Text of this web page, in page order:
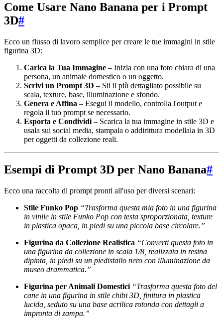
Come Usare Nano Banana per i Prompt
3D#
Ecco un flusso di lavoro semplice per creare le tue immagini in stile
figurina 3D:
Carica la Tua Immagine – Inizia con una foto chiara di una
persona, un animale domestico o un oggetto.
Scrivi un Prompt 3D – Sii il più dettagliato possibile su
scala, texture, base, illuminazione e sfondo.
Genera e Affina – Esegui il modello, controlla l'output e
regola il tuo prompt se necessario.
Esporta e Condividi – Scarica la tua immagine in stile 3D e
usala sui social media, stampala o addirittura modellala in 3D
per oggetti da collezione reali.
Esempi di Prompt 3D per Nano Banana#
Ecco una raccolta di prompt pronti all'uso per diversi scenari:
Stile Funko Pop “Trasforma questa mia foto in una figurina
in vinile in stile Funko Pop con testa sproporzionata, texture
in plastica opaca, in piedi su una piccola base circolare.”
Figurina da Collezione Realistica “Converti questa foto in
una figurina da collezione in scala 1/8, realizzata in resina
dipinta, in piedi su un piedistallo nero con illuminazione da
museo drammatica.”
Figurina per Animali Domestici “Trasforma questa foto del
cane in una figurina in stile chibi 3D, finitura in plastica
lucida, seduto su una base acrilica rotonda con dettagli a
impronta di zampa.”